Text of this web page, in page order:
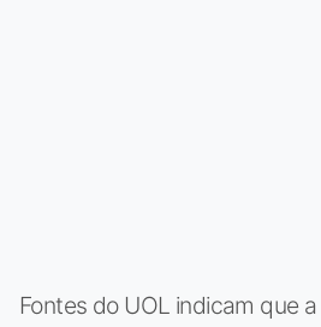
Fontes do UOL indicam que